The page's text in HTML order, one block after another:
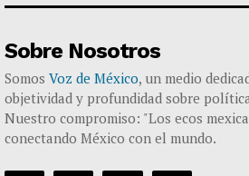
Sobre Nosotros
Somos Voz de México, un medio
objetividad y profundidad sobre
Nuestro compromiso: "Los ecos
conectando México con el mundo.